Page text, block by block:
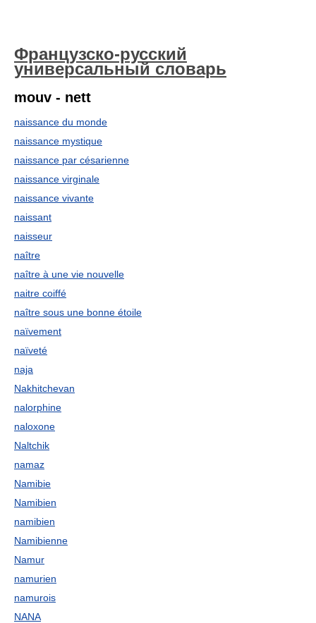
Французско-русский
универсальный словарь
mouv - nett
naissance du monde
naissance mystique
naissance par césarienne
naissance virginale
naissance vivante
naissant
naisseur
naître
naître à une vie nouvelle
naitre coiffé
naître sous une bonne étoile
naïvement
naïveté
naja
Nakhitchevan
nalorphine
naloxone
Naltchik
namaz
Namibie
Namibien
namibien
Namibienne
Namur
namurien
namurois
NANA